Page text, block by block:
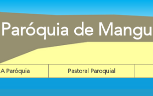
Paróquia de
A Paróquia Pastoral Paroquial